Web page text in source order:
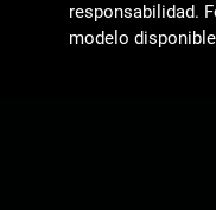
responsabilidad.
modelo